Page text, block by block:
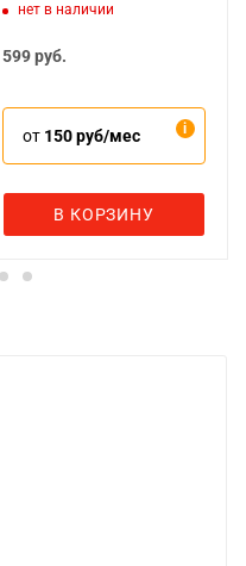
нет в наличии
599руб.
от 150 руб/мес
В КОРЗИНУ